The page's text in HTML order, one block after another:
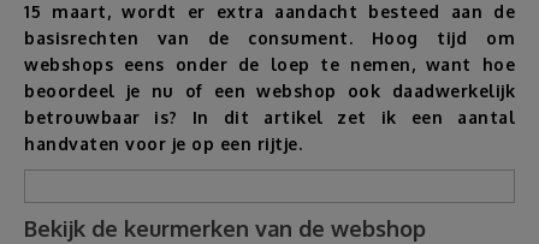
Reizen
Geldzaken
Thuis
Elektronica
15 maart, wordt er extra aandacht besteed aan de
basisrechten van de consument. Hoog tijd om
webshops eens onder de loep te nemen, want hoe
beoordeel je nu of een webshop ook daadwerkelijk
betrouwbaar is? In dit artikel zet ik een aantal
handvaten voor je op een rijtje.
Bekijk de keurmerken van de webshop